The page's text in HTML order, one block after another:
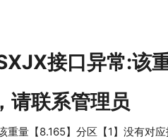
接口异常:该
请联系管理员
量【8.165】分区【1】没有对